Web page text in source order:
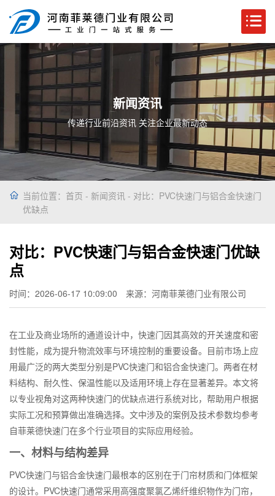
新闻资讯
传递行业前沿资讯 关注企业最新动态
当前位置： 首页 - 新闻资讯 - 对比：PVC快速门与铝合金快速门
优缺点
对比：PVC快速门与铝合金快速门优缺
点
时间：2026-06-17 10:09:00 来源：河南菲莱德门业有限公司
在工业及商业场所的通道设计中，快速门因其高效的开关速度和密
封性能，成为提升物流效率与环境控制的重要设备。目前市场上应
用最广泛的两大类型分别是PVC快速门和铝合金快速门。两者在材
料结构、耐久性、保温性能以及适用环境上存在显著差异。本文将
以专业视角对这两种快速门的优缺点进行系统对比，帮助用户根据
实际工况和预算做出准确选择。文中涉及的案例及技术参数均参考
自菲莱德快速门在多个行业项目的实际应用经验。
一、材料与结构差异
PVC快速门与铝合金快速门最根本的区别在于门帘材质和门体框架
的设计。PVC快速门通常采用高强度聚氯乙烯纤维织物作为门帘，